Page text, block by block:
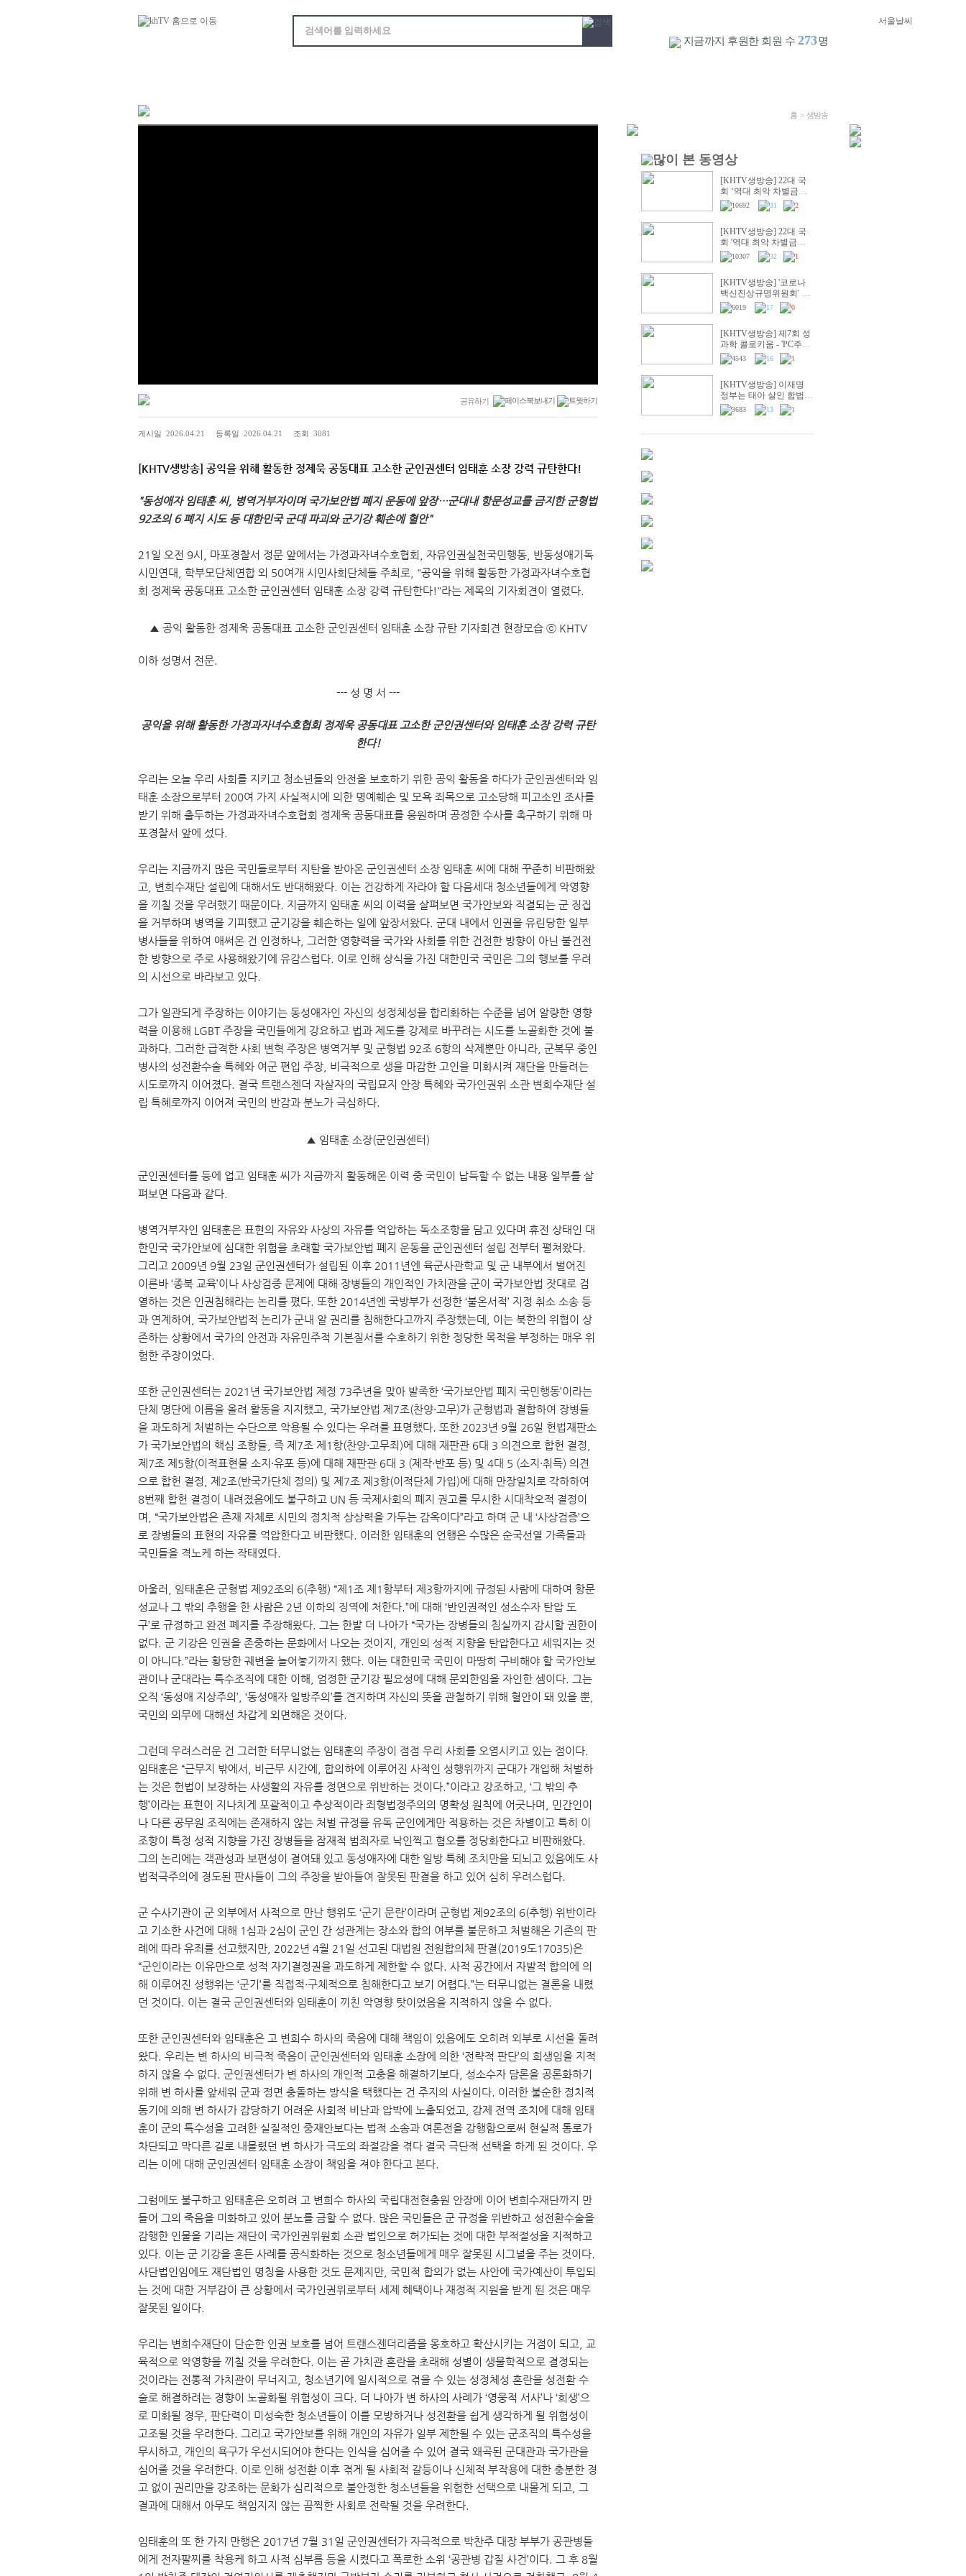
지금까지 후원한 회원 수 273명
공유하기
게시일 2026.04.21 등록일 2026.04.21 조회 3081
[KHTV생방송] 공익을 위해 활동한 정제욱 공동대표 고소한 군인권센터 임태훈 소장 강력 규탄한다!
"동성애자 임태훈 씨, 병역거부자이며 국가보안법 폐지 운동에 앞장…군대내 항문성교를 금지한 군형법
92조의 6 폐지 시도 등 대한민국 군대 파괴와 군기강 훼손에 혈안"
21일 오전 9시, 마포경찰서 정문 앞에서는 가정과자녀수호협회, 자유인권실천국민행동, 반동성애기독
시민연대, 학부모단체연합 외 50여개 시민사회단체들 주최로, "공익을 위해 활동한 가정과자녀수호협
회 정제욱 공동대표 고소한 군인권센터 임태훈 소장 강력 규탄한다!"라는 제목의 기자회견이 열렸다.
▲ 공익 활동한 정제욱 공동대표 고소한 군인권센터 임태훈 소장 규탄 기자회견 현장모습 ⓒ KHTV
이하 성명서 전문.
--- 성 명 서 ---
공익을 위해 활동한 가정과자녀수호협회 정제욱 공동대표 고소한 군인권센터와 임태훈 소장 강력 규탄
한다!
우리는 오늘 우리 사회를 지키고 청소년들의 안전을 보호하기 위한 공익 활동을 하다가 군인권센터와 임
태훈 소장으로부터 200여 가지 사실적시에 의한 명예훼손 및 모욕 죄목으로 고소당해 피고소인 조사를
받기 위해 출두하는 가정과자녀수호협회 정제욱 공동대표를 응원하며 공정한 수사를 촉구하기 위해 마
포경찰서 앞에 섰다.
우리는 지금까지 많은 국민들로부터 지탄을 받아온 군인권센터 소장 임태훈 씨에 대해 꾸준히 비판해왔
고, 변희수재단 설립에 대해서도 반대해왔다. 이는 건강하게 자라야 할 다음세대 청소년들에게 악영향
을 끼칠 것을 우려했기 때문이다. 지금까지 임태훈 씨의 이력을 살펴보면 국가안보와 직결되는 군 징집
을 거부하며 병역을 기피했고 군기강을 훼손하는 일에 앞장서왔다. 군대 내에서 인권을 유린당한 일부
병사들을 위하여 애써온 건 인정하나, 그러한 영향력을 국가와 사회를 위한 건전한 방향이 아닌 불건전
한 방향으로 주로 사용해왔기에 유감스럽다. 이로 인해 상식을 가진 대한민국 국민은 그의 행보를 우려
의 시선으로 바라보고 있다.
그가 일관되게 주장하는 이야기는 동성애자인 자신의 성정체성을 합리화하는 수준을 넘어 알량한 영향
력을 이용해 LGBT 주장을 국민들에게 강요하고 법과 제도를 강제로 바꾸려는 시도를 노골화한 것에 불
과하다. 그러한 급격한 사회 변혁 주장은 병역거부 및 군형법 92조 6항의 삭제뿐만 아니라, 군복무 중인
병사의 성전환수술 특혜와 여군 편입 주장, 비극적으로 생을 마감한 고인을 미화시켜 재단을 만들려는
시도로까지 이어졌다. 결국 트랜스젠더 자살자의 국립묘지 안장 특혜와 국가인권위 소관 변희수재단 설
립 특혜로까지 이어져 국민의 반감과 분노가 극심하다.
▲ 임태훈 소장(군인권센터)
군인권센터를 등에 업고 임태훈 씨가 지금까지 활동해온 이력 중 국민이 납득할 수 없는 내용 일부를 살
펴보면 다음과 같다.
병역거부자인 임태훈은 표현의 자유와 사상의 자유를 억압하는 독소조항을 담고 있다며 휴전 상태인 대
한민국 국가안보에 심대한 위험을 초래할 국가보안법 폐지 운동을 군인권센터 설립 전부터 펼쳐왔다.
그리고 2009년 9월 23일 군인권센터가 설립된 이후 2011년엔 육군사관학교 및 군 내부에서 벌어진
이른바 ‘종북 교육’이나 사상검증 문제에 대해 장병들의 개인적인 가치관을 군이 국가보안법 잣대로 검
열하는 것은 인권침해라는 논리를 폈다. 또한 2014년엔 국방부가 선정한 ‘불온서적’ 지정 취소 소송 등
과 연계하여, 국가보안법적 논리가 군내 알 권리를 침해한다고까지 주장했는데, 이는 북한의 위협이 상
존하는 상황에서 국가의 안전과 자유민주적 기본질서를 수호하기 위한 정당한 목적을 부정하는 매우 위
험한 주장이었다.
또한 군인권센터는 2021년 국가보안법 제정 73주년을 맞아 발족한 ‘국가보안법 폐지 국민행동’이라는
단체 명단에 이름을 올려 활동을 지지했고, 국가보안법 제7조(찬양·고무)가 군형법과 결합하여 장병들
을 과도하게 처벌하는 수단으로 악용될 수 있다는 우려를 표명했다. 또한 2023년 9월 26일 헌법재판소
가 국가보안법의 핵심 조항들, 즉 제7조 제1항(찬양·고무죄)에 대해 재판관 6대 3 의견으로 합헌 결정,
제7조 제5항(이적표현물 소지·유포 등)에 대해 재판관 6대 3 (제작·반포 등) 및 4대 5 (소지·취득) 의견
으로 합헌 결정, 제2조(반국가단체 정의) 및 제7조 제3항(이적단체 가입)에 대해 만장일치로 각하하여
8번째 합헌 결정이 내려졌음에도 불구하고 UN 등 국제사회의 폐지 권고를 무시한 시대착오적 결정이
며, “국가보안법은 존재 자체로 시민의 정치적 상상력을 가두는 감옥이다”라고 하며 군 내 ‘사상검증’으
로 장병들의 표현의 자유를 억압한다고 비판했다. 이러한 임태훈의 언행은 수많은 순국선열 가족들과
국민들을 격노케 하는 작태였다.
아울러, 임태훈은 군형법 제92조의 6(추행) “제1조 제1항부터 제3항까지에 규정된 사람에 대하여 항문
성교나 그 밖의 추행을 한 사람은 2년 이하의 징역에 처한다.”에 대해 ‘반인권적인 성소수자 탄압 도
구’로 규정하고 완전 폐지를 주장해왔다. 그는 한발 더 나아가 “국가는 장병들의 침실까지 감시할 권한이
없다. 군 기강은 인권을 존중하는 문화에서 나오는 것이지, 개인의 성적 지향을 탄압한다고 세워지는 것
이 아니다.”라는 황당한 궤변을 늘어놓기까지 했다. 이는 대한민국 국민이 마땅히 구비해야 할 국가안보
관이나 군대라는 특수조직에 대한 이해, 엄정한 군기강 필요성에 대해 문외한임을 자인한 셈이다. 그는
오직 ‘동성애 지상주의’, ‘동성애자 일방주의’를 견지하며 자신의 뜻을 관철하기 위해 혈안이 돼 있을 뿐,
국민의 의무에 대해선 차갑게 외면해온 것이다.
그런데 우려스러운 건 그러한 터무니없는 임태훈의 주장이 점점 우리 사회를 오염시키고 있는 점이다.
임태훈은 “근무지 밖에서, 비근무 시간에, 합의하에 이루어진 사적인 성행위까지 군대가 개입해 처벌하
는 것은 헌법이 보장하는 사생활의 자유를 정면으로 위반하는 것이다.”이라고 강조하고, ‘그 밖의 추
행’이라는 표현이 지나치게 포괄적이고 추상적이라 죄형법정주의의 명확성 원칙에 어긋나며, 민간인이
나 다른 공무원 조직에는 존재하지 않는 처벌 규정을 유독 군인에게만 적용하는 것은 차별이고 특히 이
조항이 특정 성적 지향을 가진 장병들을 잠재적 범죄자로 낙인찍고 혐오를 정당화한다고 비판해왔다.
그의 논리에는 객관성과 보편성이 결여돼 있고 동성애자에 대한 일방 특혜 조치만을 되뇌고 있음에도 사
법적극주의에 경도된 판사들이 그의 주장을 받아들여 잘못된 판결을 하고 있어 심히 우려스럽다.
군 수사기관이 군 외부에서 사적으로 만난 행위도 ‘군기 문란’이라며 군형법 제92조의 6(추행) 위반이라
고 기소한 사건에 대해 1심과 2심이 군인 간 성관계는 장소와 합의 여부를 불문하고 처벌해온 기존의 판
례에 따라 유죄를 선고했지만, 2022년 4월 21일 선고된 대법원 전원합의체 판결(2019도17035)은
“군인이라는 이유만으로 성적 자기결정권을 과도하게 제한할 수 없다. 사적 공간에서 자발적 합의에 의
해 이루어진 성행위는 ‘군기’를 직접적·구체적으로 침해한다고 보기 어렵다.”는 터무니없는 결론을 내렸
던 것이다. 이는 결국 군인권센터와 임태훈이 끼친 악영향 탓이었음을 지적하지 않을 수 없다.
또한 군인권센터와 임태훈은 고 변희수 하사의 죽음에 대해 책임이 있음에도 오히려 외부로 시선을 돌려
왔다. 우리는 변 하사의 비극적 죽음이 군인권센터와 임태훈 소장에 의한 ‘전략적 판단’의 희생임을 지적
하지 않을 수 없다. 군인권센터가 변 하사의 개인적 고충을 해결하기보다, 성소수자 담론을 공론화하기
위해 변 하사를 앞세워 군과 정면 충돌하는 방식을 택했다는 건 주지의 사실이다. 이러한 불순한 정치적
동기에 의해 변 하사가 감당하기 어려운 사회적 비난과 압박에 노출되었고, 강제 전역 조치에 대해 임태
훈이 군의 특수성을 고려한 실질적인 중재안보다는 법적 소송과 여론전을 강행함으로써 현실적 통로가
차단되고 막다른 길로 내몰렸던 변 하사가 극도의 좌절감을 겪다 결국 극단적 선택을 하게 된 것이다. 우
리는 이에 대해 군인권센터 임태훈 소장이 책임을 져야 한다고 본다.
그럼에도 불구하고 임태훈은 오히려 고 변희수 하사의 국립대전현충원 안장에 이어 변희수재단까지 만
들어 그의 죽음을 미화하고 있어 분노를 금할 수 없다. 많은 국민들은 군 규정을 위반하고 성전환수술을
감행한 인물을 기리는 재단이 국가인권위원회 소관 법인으로 허가되는 것에 대한 부적절성을 지적하고
있다. 이는 군 기강을 흔든 사례를 공식화하는 것으로 청소년들에게 매우 잘못된 시그널을 주는 것이다.
사단법인임에도 재단법인 명칭을 사용한 것도 문제지만, 국민적 합의가 없는 사안에 국가예산이 투입되
는 것에 대한 거부감이 큰 상황에서 국가인권위로부터 세제 혜택이나 재정적 지원을 받게 된 것은 매우
잘못된 일이다.
우리는 변희수재단이 단순한 인권 보호를 넘어 트랜스젠더리즘을 옹호하고 확산시키는 거점이 되고, 교
육적으로 악영향을 끼칠 것을 우려한다. 이는 곧 가치관 혼란을 초래해 성별이 생물학적으로 결정되는
것이라는 전통적 가치관이 무너지고, 청소년기에 일시적으로 겪을 수 있는 성정체성 혼란을 성전환 수
술로 해결하려는 경향이 노골화될 위험성이 크다. 더 나아가 변 하사의 사례가 ‘영웅적 서사’나 ‘희생’으
로 미화될 경우, 판단력이 미성숙한 청소년들이 이를 모방하거나 성전환을 쉽게 생각하게 될 위험성이
고조될 것을 우려한다. 그리고 국가안보를 위해 개인의 자유가 일부 제한될 수 있는 군조직의 특수성을
무시하고, 개인의 욕구가 우선시되어야 한다는 인식을 심어줄 수 있어 결국 왜곡된 군대관과 국가관을
심어줄 것을 우려한다. 이로 인해 성전환 이후 겪게 될 사회적 갈등이나 신체적 부작용에 대한 충분한 경
고 없이 권리만을 강조하는 문화가 심리적으로 불안정한 청소년들을 위험한 선택으로 내몰게 되고, 그
결과에 대해서 아무도 책임지지 않는 끔찍한 사회로 전락될 것을 우려한다.
임태훈의 또 한 가지 만행은 2017년 7월 31일 군인권센터가 자극적으로 박찬주 대장 부부가 공관병들
에게 전자팔찌를 착용케 하고 사적 심부름 등을 시켰다고 폭로한 소위 ‘공관병 갑질 사건’이다. 그 후 8월
홈 > 생방송
[KHTV생방송] 22대 국
회 ‘역대 최악 차별금지
법’ 반대 거룩한방파제
통합국민대회
10692 31 2
[KHTV생방송] 22대 국
회 '역대 최악 차별금지
법' 반대 거룩한방파제부
산국민대회
10307 32 1
[KHTV생방송] '코로나
백신진상규명위원회' 출
범촉구 국회 기자회견
6019 17 0
[KHTV생방송] 제7회 성
과학 콜로키움 - 'PC주의
& 의학'
4543 16 1
[KHTV생방송] 이재명
정부는 태아 살인 합법화
시도 즉각 중단하라!
3683 13 1